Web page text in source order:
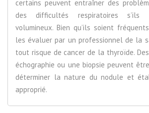
certains peuvent entraîner des
des difficultés respiratoires s’ils
volumineux. Bien qu’ils soient
les évaluer par un professionnel de la
tout risque de cancer de la thyroïde.
échographie ou une biopsie peuvent
déterminer la nature du nodule et
approprié.